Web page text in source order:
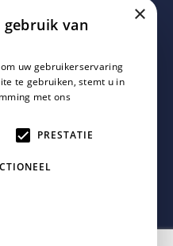
en mis geen enkele
×
gebruik van
uw gebruikerservaring
te gebruiken, stemt u in
met ons
PRESTATIE